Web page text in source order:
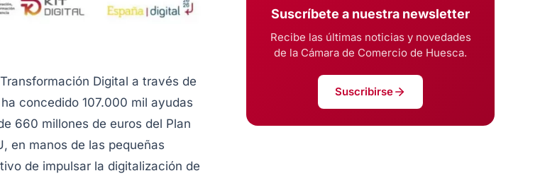
Digital a través de
concedido 107.000 mil ayudas
660 millones de euros del Plan
, en manos de las pequeñas
de impulsar la digitalización de
Suscríbete a nuestra newsletter
Recibe las últimas noticias y novedades
de la Cámara de Comercio de Huesca.
Suscribirse